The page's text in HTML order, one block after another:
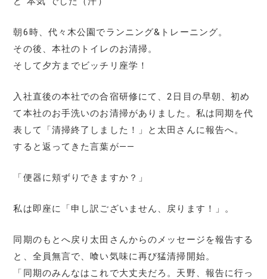
朝6時、代々木公園でランニング&トレーニング。
その後、本社のトイレのお清掃。
そして夕方までビッチリ座学！
入社直後の本社での合宿研修にて、2日目の早朝、初め
て本社のお手洗いのお清掃がありました。私は同期を代
表して「清掃終了しました！」と太田さんに報告へ。
すると返ってきた言葉が――
「便器に頬ずりできますか？」
私は即座に「申し訳ございません、戻ります！」。
同期のもとへ戻り太田さんからのメッセージを報告する
と、全員無言で、喰い気味に再び猛清掃開始。
「同期のみんなはこれで大丈夫だろ。天野、報告に行っ